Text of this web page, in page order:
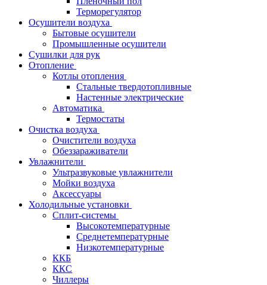
Терморегулятор
Осушители воздуха
Бытовые осушители
Промышленные осушители
Сушилки для рук
Отопление
Котлы отопления
Стальные твердотопливные
Настенные электрические
Автоматика
Термостаты
Очистка воздуха
Очистители воздуха
Обеззараживатели
Увлажнители
Ультразвуковые увлажнители
Мойки воздуха
Аксессуары
Холодильные установки
Сплит-системы
Высокотемпературные
Среднетемпературные
Низкотемпературные
ККБ
ККС
Чиллеры